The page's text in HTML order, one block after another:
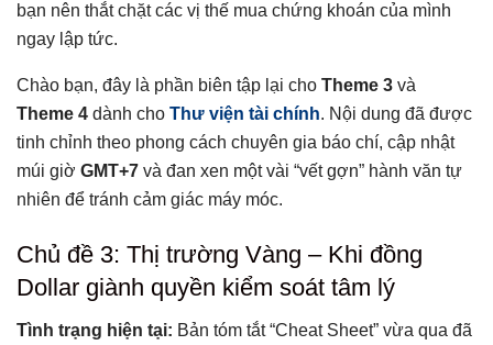
bạn nên thắt chặt các vị thế mua chứng khoán của mình
ngay lập tức.
Chào bạn, đây là phần biên tập lại cho Theme 3 và
Theme 4 dành cho Thư viện tài chính. Nội dung đã được
tinh chỉnh theo phong cách chuyên gia báo chí, cập nhật
múi giờ GMT+7 và đan xen một vài “vết gợn” hành văn tự
nhiên để tránh cảm giác máy móc.
Chủ đề 3: Thị trường Vàng – Khi đồng
Dollar giành quyền kiểm soát tâm lý
Tình trạng hiện tại: Bản tóm tắt “Cheat Sheet” vừa qua đã